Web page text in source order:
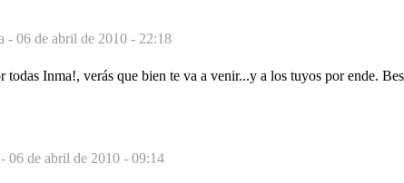
- 06 de abril de 2010 - 22:18
todas Inma!, verás que bien te va a venir...y a los tuyos por ende.
06 de abril de 2010 - 09:14